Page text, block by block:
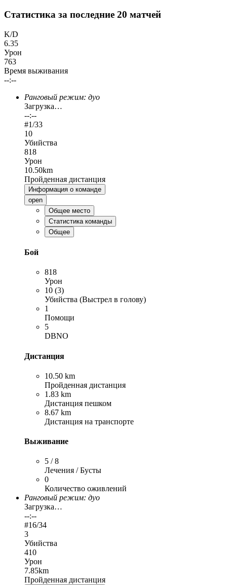
Статистика за последние 20 матчей
K/D
6.35
Урон
763
Время выживания
--:--
Ранговый режим: дуо
Загрузка…
--:--
#1/33
10
Убийства
818
Урон
10.50km
Пройденная дистанция
Информация о команде
open
Общее место
Статистика команды
Общее
Бой
818
Урон
10 (3)
Убийства (Выстрел в голову)
1
Помощи
5
DBNO
Дистанция
10.50 km
Пройденная дистанция
1.83 km
Дистанция пешком
8.67 km
Дистанция на транспорте
Выживание
5 / 8
Лечения / Бусты
0
Количество оживлений
Ранговый режим: дуо
Загрузка…
--:--
#16/34
3
Убийства
410
Урон
7.85km
Пройденная дистанция